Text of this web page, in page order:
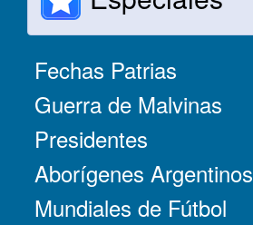
Fechas Patrias
Guerra de Malvinas
Presidentes
Aborígenes Argentinos
Mundiales de Fútbol